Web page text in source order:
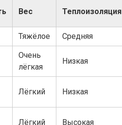
Вес Теплоизоляция
Тяжёлое Средняя
Очень
лёгкая
Низкая
Лёгкий Низкая
Лёгкий Высокая